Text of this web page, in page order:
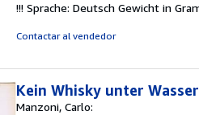
!!! Sprache: Deutsch Gewicht in
Contactar al vendedor
Kein Whisky unter
Manzoni, Carlo: